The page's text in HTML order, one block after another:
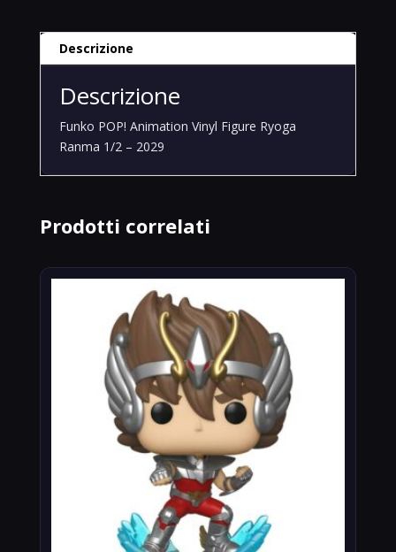
Descrizione
Descrizione
Funko POP! Animation Vinyl Figure Ryoga
Ranma 1/2 – 2029
Prodotti correlati